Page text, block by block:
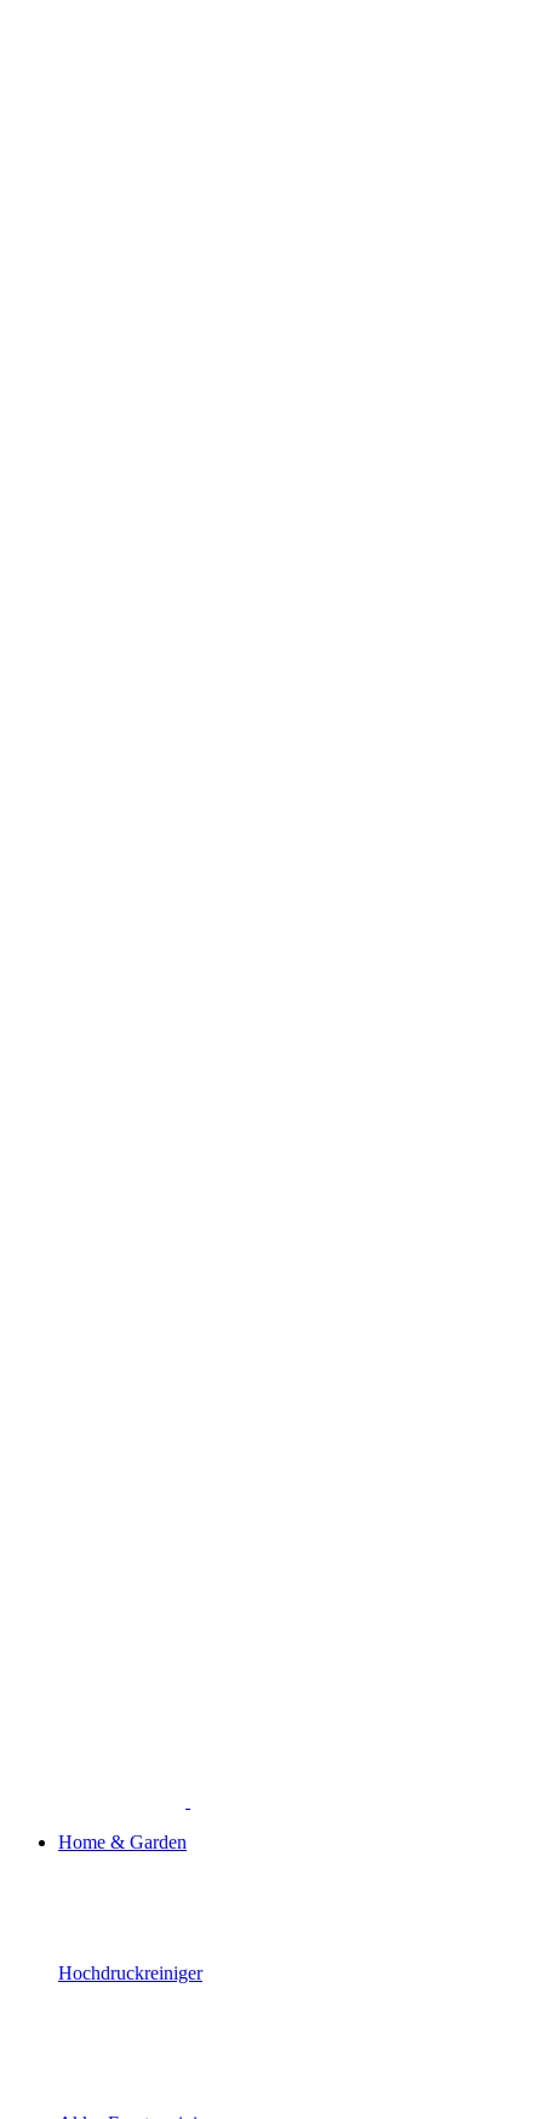
Home & Garden
Hochdruckreiniger